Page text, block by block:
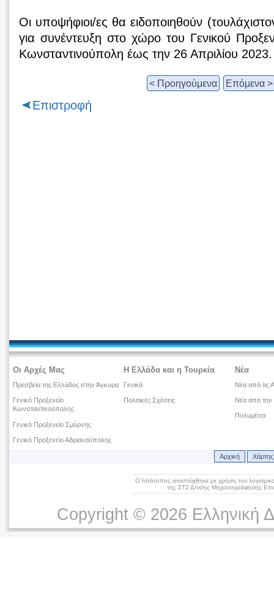
Οι υποψήφιοι/ες θα ειδοποιηθούν
για συνέντευξη στο χώρο του Γενικού
Κωνσταντινούπολη έως την 26 Απριλίου 2023.
< Προηγούμενα Επόμενα >
Επιστροφή
Οι Αρχές Μας
Πρεσβεία της Ελλάδος στην Άγκυρα
Γενικό Προξενείο
Κωνσταντινούπολης
Γενικό Προξενείο Σμύρνης
Γενικό Προξενείο Αδριανούπολης
Η Ελλάδα και η Τουρκία
Γενικά
Πολιτικές Σχέσεις
Νέα
Νέα από τις
Νέα από την
Πολυμέσα
Αρχική
Ο Ιστότοπος αναπτύχθηκε με χρήση του
της ΣΤ2 Δ/νσης Μηχανογράφησης
Copyright © 2026 Ελληνική